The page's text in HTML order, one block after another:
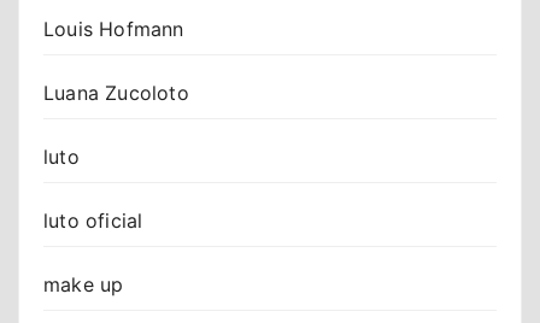
Louis Hofmann
Luana Zucoloto
luto
luto oficial
make up